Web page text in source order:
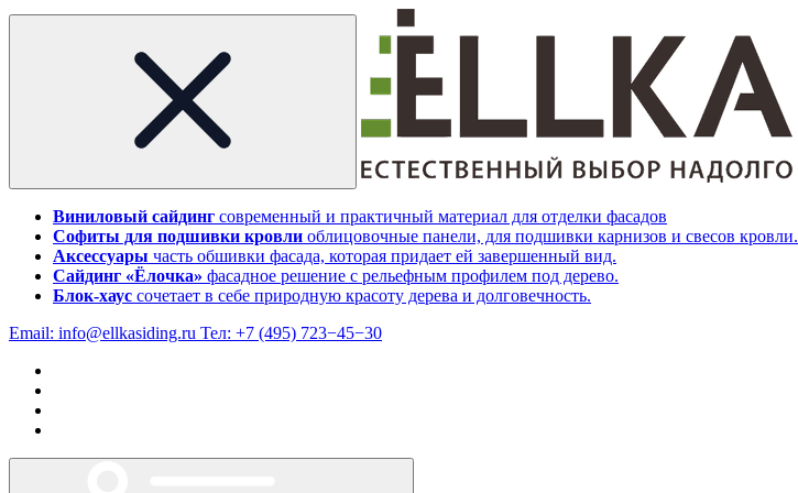
Виниловый сайдинг современный и практичный материал для отделки фасадов
Софиты для подшивки кровли облицовочные панели, для подшивки карнизов и свесов кровли.
Аксессуары часть обшивки фасада, которая придает ей завершенный вид.
Сайдинг «Ёлочка» фасадное решение с рельефным профилем под дерево.
Блок-хаус сочетает в себе природную красоту дерева и долговечность.
Email: info@ellkasiding.ru Тел: +7 (495) 723−45−30